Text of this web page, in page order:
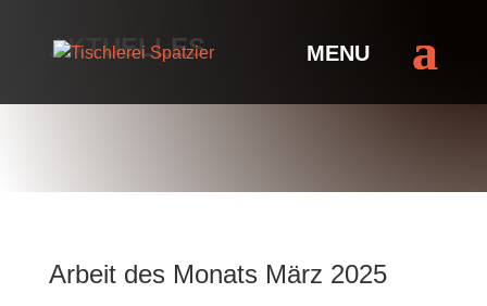
AKTUELLES
Arbeit des Monats März 2025